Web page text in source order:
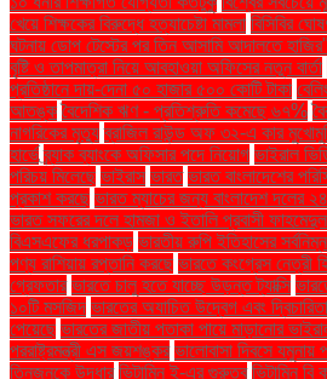
খেয়ে শিক্ষকের বিরুদ্ধে হত্যাচেষ্টা মামলা বিসিবির
ঘটনায় ডোপ টেস্টের পর তিন আসামি আদালতে হাজির"
বৃষ্টি ও তাপমাত্রা নিয়ে আবহাওয়া অফিসের নতুন বার্তা
প্রতিষ্ঠানে দায়-দেনা ৫০ হাজার ৫০০ কোটি টাকা
আতঙ্ক বৈদেশিক ঋণ - প্রতিশ্রুতি কমেছে ৬৭%
নাগরিকের মৃত্যু ব্রাজিল রাউন্ড অফ ৩২-এ কার
হার্ভে ব্র্যাক ব্যাংকে অফিসার পদে নিয়োগ ভাইরাল
পরিচয় মিলেছে ভাইরাস ভারত ভারত বাংলাদেশের
প্রকাশ করছে ভারত ম্যাচের জন্য বাংলাদেশ দলের
ভারত সফরের দলে হামজা ও ইতালি প্রবাসী
বিএসএফের ধরপাকড় ভারতীয় রুপি ইতিহাসের
পণ্য রাশিয়ায় রপ্তানি করছে ভারতে কংগ্রেস নেত্রী
গ্রেফতার ভারতে চালু হতে যাচ্ছে উড়ন্ত ট্যাক্সি
১০টি মসজিদ ভারতের অযাচিত উদ্বেগ এবং দ্বিচারিতা
পেয়েছে ভারতের জাতীয় পতাকা পায়ে মাড়ানোর
পররাষ্ট্রমন্ত্রী এস জয়শঙ্কর ভালোবাসা দিবসে যমুনায়
তিনজনকে উদ্ধার ভিটামিন ই-এর গুরুত্ব ভিটামিন বি